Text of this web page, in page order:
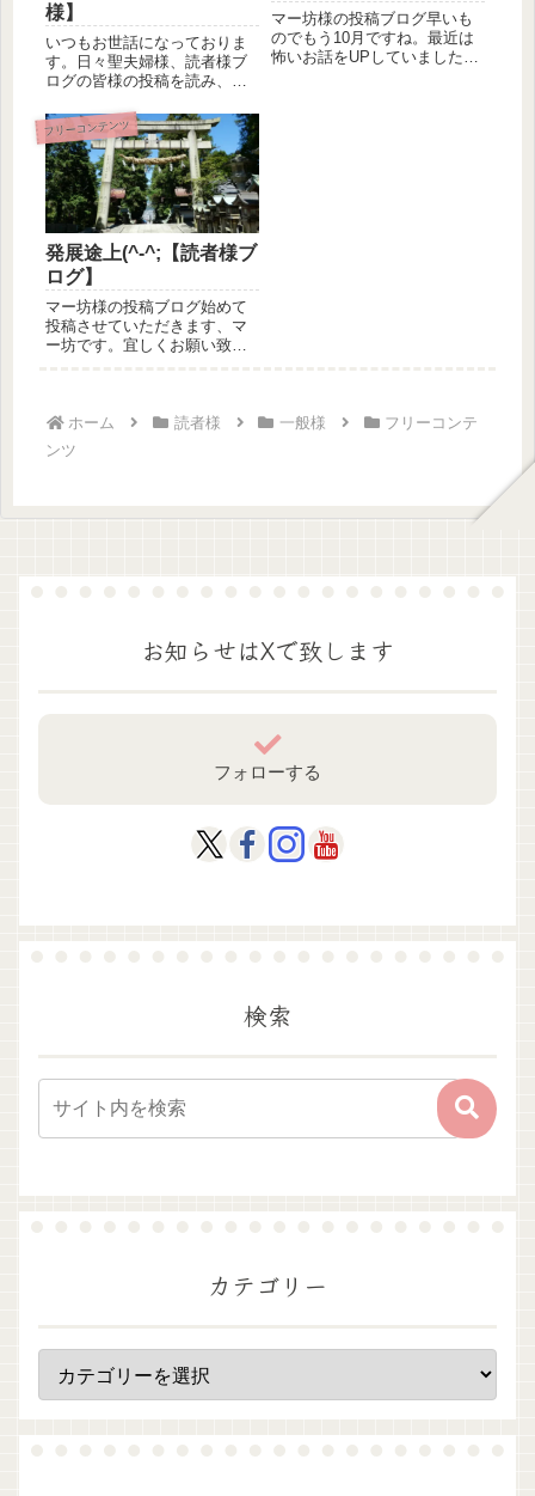
様】
いつもお世話になっておりま
す。日々聖夫婦様、読者様ブ
ログの皆様の投稿を読み、学
も聖パパ...
マー坊様の投稿ブログ早いも
のでもう10月ですね。最近は
怖いお話をUPしていました
フリーコンテンツ
発展途上(^-^;【読者様ブ
ログ】
マー坊様の投稿ブログ始めて
投稿させていただきます、マ
ー坊です。宜しくお願い致し
ホーム 読者様 一般様
フリーコンテ
ンツ
お知らせはXで致します
フォローする
検索
カテゴリー